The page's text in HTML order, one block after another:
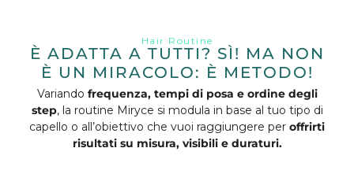
Formula brevettata · Made in Italy ·
Fino al 98% di ingredienti di origine naturale
SCOPRI LA LINEA
È ADATTA A TUTTI? SÌ! MA NON
È UN MIRACOLO: È METODO!
Hair Routine
Variando frequenza, tempi di posa e ordine degli
step, la routine Miryce si modula in base al tuo tipo di
capello o all’obiettivo che vuoi raggiungere per offrirti
risultati su misura, visibili e duraturi.